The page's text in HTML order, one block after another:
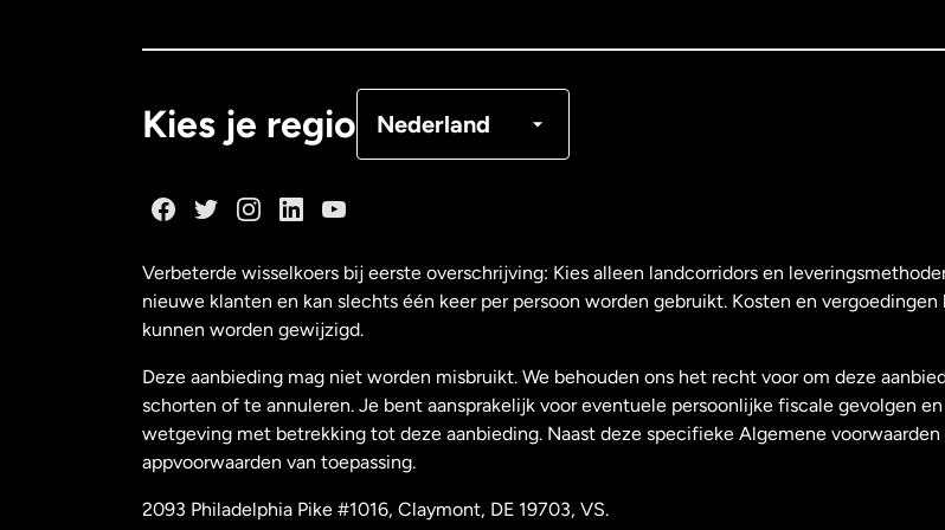
Kies je regio Nederland
Nederland
Nieuw-Zeeland
Verbeterde wisselkoers bij eerste overschrijving: Kies alleen landcorridors en
nieuwe klanten en kan slechts één keer per persoon worden gebruikt. Kosten en vergoedingen
kunnen worden gewijzigd.
Deze aanbieding mag niet worden misbruikt. We behouden ons het recht voor om deze
schorten of te annuleren. Je bent aansprakelijk voor eventuele persoonlijke fiscale gevolgen
wetgeving met betrekking tot deze aanbieding. Naast deze specifieke Algemene
appvoorwaarden van toepassing.
2093 Philadelphia Pike #1016, Claymont, DE 19703, VS.